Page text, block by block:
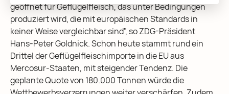
geöffnet für Geflügelfleisch, das unter Bedingungen
produziert wird, die mit europäischen Standards in
keiner Weise vergleichbar sind", so ZDG-Präsident
Hans-Peter Goldnick. Schon heute stammt rund ein
Drittel der Geflügelfleischimporte in die EU aus
Mercosur-Staaten, mit steigender Tendenz. Die
geplante Quote von 180.000 Tonnen würde die